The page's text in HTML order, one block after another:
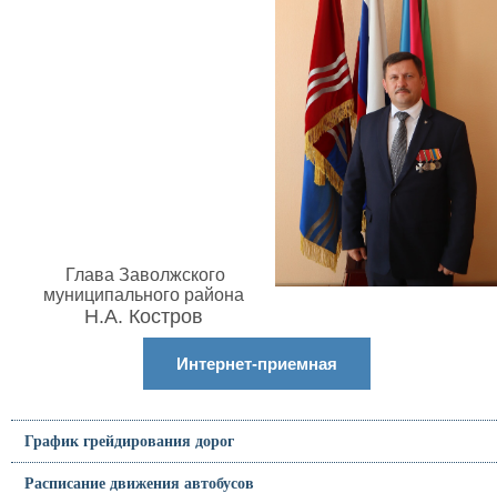
Глава Заволжского
муниципального района
Н.А. Костров
Интернет-приемная
График грейдирования дорог
Расписание движения автобусов